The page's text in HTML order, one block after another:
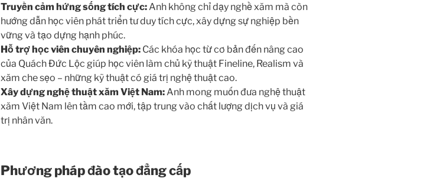
Truyền cảm hứng sống tích cực:Anh không chỉ dạy nghề xăm mà còn
hướng dẫn học viên phát triển tư duy tích cực, xây dựng sự nghiệp bền
vững và tạo dựng hạnh phúc.
Hỗ trợ học viên chuyên nghiệp:Các khóa học từ cơ bản đến nâng cao
của Quách Đức Lộc giúp học viên làm chủ kỹ thuật Fineline, Realism và
xăm che sẹo – những kỹ thuật có giá trị nghệ thuật cao.
Xây dựng nghệ thuật xăm Việt Nam:Anh mong muốn đưa nghệ thuật
xăm Việt Nam lên tầm cao mới, tập trung vào chất lượng dịch vụ và giá
trị nhân văn.
Phương pháp đào tạo đẳng cấp